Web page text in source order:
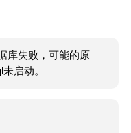
库失败，可能的原
启动。